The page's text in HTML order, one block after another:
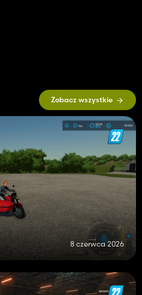
Zobacz wszystkie
8 czerwca 2026